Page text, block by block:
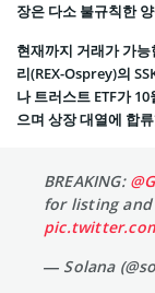
장은 다소 불규칙한
현재까지 거래가 가
리(REX-Osprey)의
나 트러스트 ETF가
으며 상장 대열에 합
BREAKING:
for listing and
— Solana